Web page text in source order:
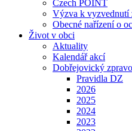
Czech POINT
Výzva k vyzvednutí
Obecné nařízení o
Život v obci
Aktuality
Kalendář akcí
Dobřejovický
Pravidla DZ
2026
2025
2024
2023